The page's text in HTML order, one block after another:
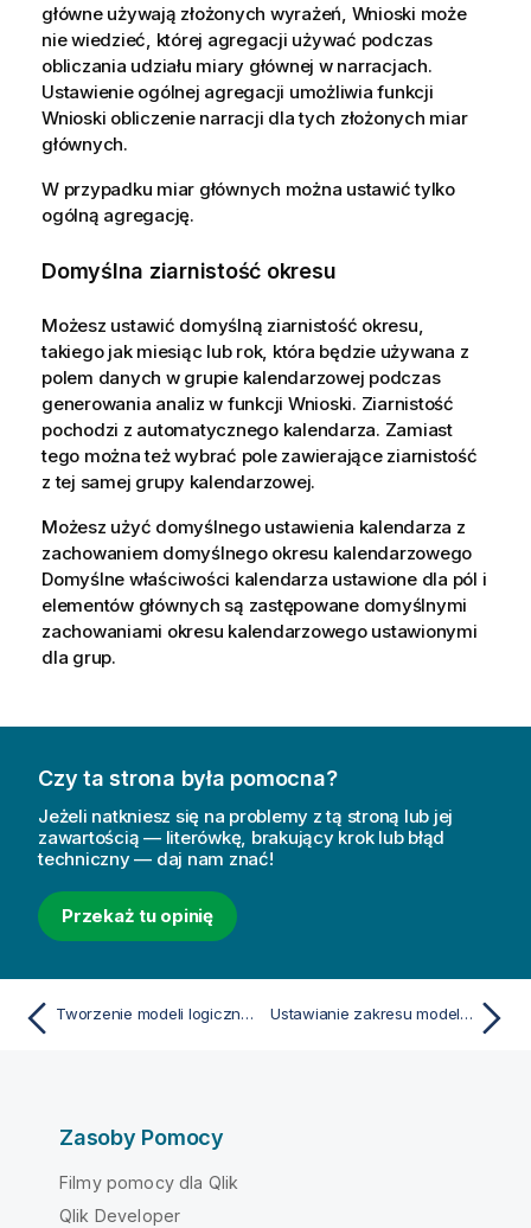
główne używają złożonych wyrażeń, Wnioski może
nie wiedzieć, której agregacji używać podczas
obliczania udziału miary głównej w narracjach.
Ustawienie ogólnej agregacji umożliwia funkcji
Wnioski obliczenie narracji dla tych złożonych miar
głównych.
W przypadku miar głównych można ustawić tylko
ogólną agregację.
Domyślna ziarnistość okresu
Możesz ustawić domyślną ziarnistość okresu,
takiego jak miesiąc lub rok, która będzie używana z
polem danych w grupie kalendarzowej podczas
generowania analiz w funkcji Wnioski. Ziarnistość
pochodzi z automatycznego kalendarza. Zamiast
tego można też wybrać pole zawierające ziarnistość
z tej samej grupy kalendarzowej.
Możesz użyć domyślnego ustawienia kalendarza z
zachowaniem domyślnego okresu kalendarzowego
Domyślne właściwości kalendarza ustawione dla pól i
elementów głównych są zastępowane domyślnymi
zachowaniami okresu kalendarzowego ustawionymi
dla grup.
Czy ta strona była pomocna?
Jeżeli natkniesz się na problemy z tą stroną lub jej
zawartością — literówkę, brakujący krok lub błąd
techniczny — daj nam znać!
Przekaż tu opinię
Tworzenie modeli logicznych do Wnioski przy użyciu Logiki biznesowej Ustawianie zakresu modelu logicznego za pomocą pakietów
Zasoby Pomocy
Filmy pomocy dla Qlik
Qlik Developer